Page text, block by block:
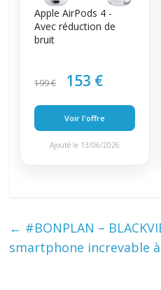
Apple AirPods 4 -
Avec réduction de
bruit
199 € 153 €
Voir l'offre
Ajouté le 13/06/2026
← #BONPLAN –
smartphone increvable